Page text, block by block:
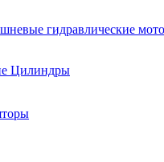
гидравлические
Цилиндры